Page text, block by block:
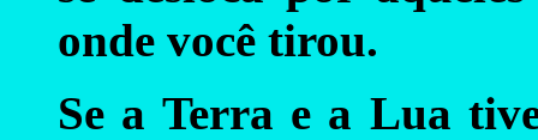
onde você tirou.
Se a Terra e a Lua